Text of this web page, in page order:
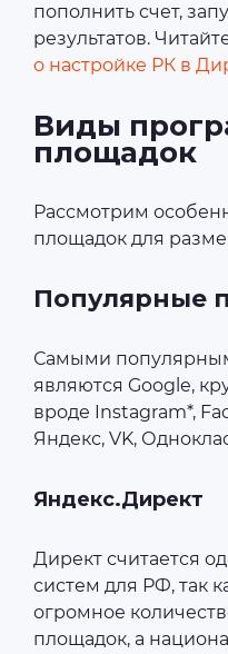
пополнить счет,
результатов.
о настройке РК в
Виды
площадок
Рассмотрим
площадок для
Популярные
Самыми
являются Google,
вроде Instagram*,
Яндекс, VK,
Яндекс.Директ
Директ считается
систем для РФ, так
огромное
площадок, а